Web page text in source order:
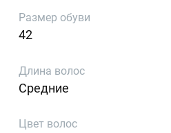
Размер обуви
42
Длина волос
Средние
Цвет волос